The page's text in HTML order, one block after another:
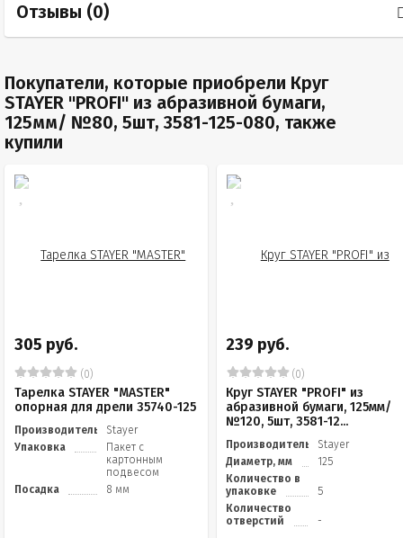
Отзывы (0)
Покупатели, которые приобрели Круг
STAYER "PROFI" из абразивной бумаги,
125мм/ №80, 5шт, 3581-125-080, также
купили
305 руб.
(0)
Тарелка STAYER "MASTER"
опорная для дрели 35740-125
Производитель
Stayer
Упаковка
Пакет с
картонным
подвесом
Посадка
8 мм
239 руб.
(0)
Круг STAYER "PROFI" из
абразивной бумаги, 125мм/
№120, 5шт, 3581-12...
Производитель
Stayer
Диаметр, мм
125
Количество в
упаковке
5
Количество
отверстий
-